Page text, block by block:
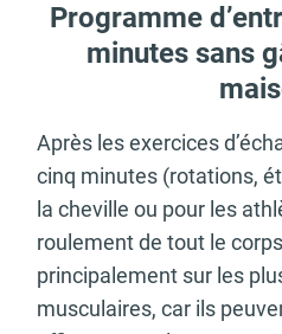
Programme
minutes sans
Après les exercices
cinq minutes (rotations,
la cheville ou pour les
roulement de tout le
principalement sur les
musculaires, car ils